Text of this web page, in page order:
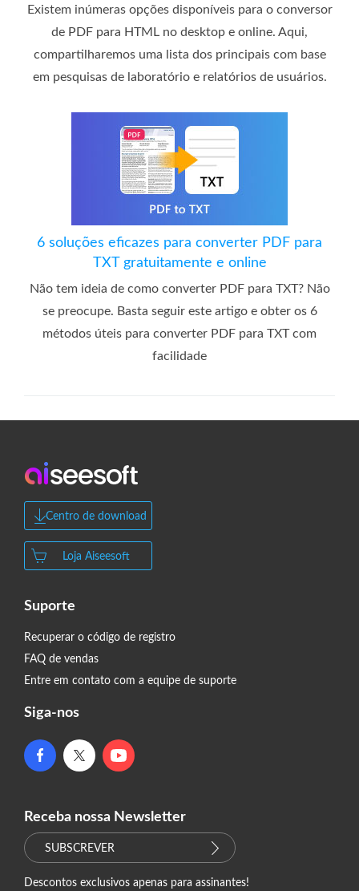
Existem inúmeras opções disponíveis para o conversor
de PDF para HTML no desktop e online. Aqui,
compartilharemos uma lista dos principais com base
em pesquisas de laboratório e relatórios de usuários.
6 soluções eficazes para converter PDF para
TXT gratuitamente e online
Não tem ideia de como converter PDF para TXT? Não
se preocupe. Basta seguir este artigo e obter os 6
métodos úteis para converter PDF para TXT com
facilidade
Centro de download
Loja Aiseesoft
Suporte
Recuperar o código de registro
FAQ de vendas
Entre em contato com a equipe de suporte
Siga-nos
Receba nossa Newsletter
SUBSCREVER
Descontos exclusivos apenas para assinantes!